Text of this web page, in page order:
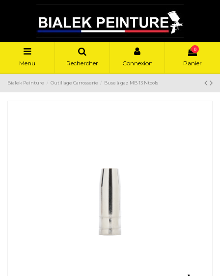
Menu Rechercher Connexion
0
Panier
Bialek Peinture Outillage Carrosserie Buse à gaz MB 13 Ntools